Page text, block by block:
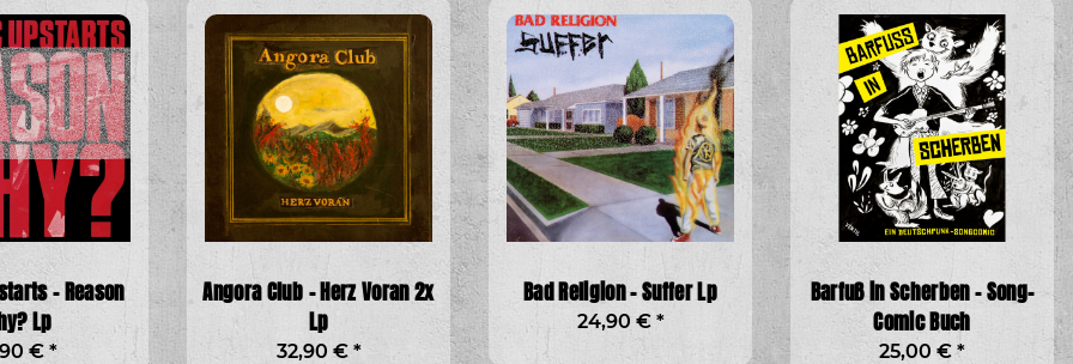
- Reason
Lp
€ *
Angora Club - Herz Voran 2x
Lp
32,90 € *
Bad Religion - Suffer Lp
24,90 € *
Barfuß in Scherben - Song-
Comic Buch
25,00 € *